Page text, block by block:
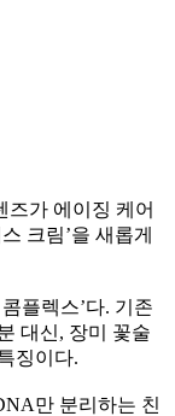
즈가 에이징 케어
크림’을 새롭게
플렉스’다. 기존
대신, 장미 꽃술
징이다.
만 분리하는 친